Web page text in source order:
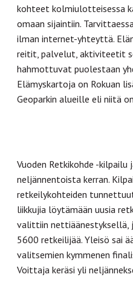
kohteet kolmiulotteisessa
omaan sijaintiin.
ilman internet-yhteyttä.
reitit, palvelut, aktiviteetit
hahmottuvat puolestaan
Elämyskartoja on Rokuan
Geoparkin alueille eli niitä
Vuoden Retkikohde -
neljännentoista kerran.
retkeilykohteiden
liikkujia löytämään uusia
valittiin nettiäänestyksellä,
5600 retkeilijää. Yleisö sai
valitsemien kymmenen
Voittaja keräsi yli